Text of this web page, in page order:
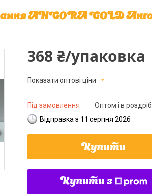
ANGORA GOLD
368 ₴/упаковка
Показати оптові ціни
Під замовлення Оптом і в роздріб
Відправка з 11 серпня 2026
Купити
Купити з